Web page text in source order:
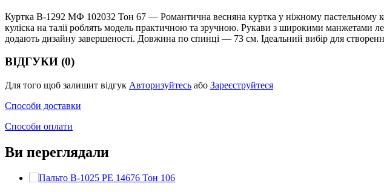
Куртка В-1292 МФ 102032 Тон 67 — Романтична весняна куртка у ніжному пастельному
куліска на талії роблять модель практичною та зручною. Рукави з широкими манжетами
додають дизайну завершеності. Довжина по спинці — 73 см. Ідеальний вибір для
ВІДГУКИ (0)
Для того щоб залишит відгук Авторизуйтесь або Зареєструйтеся
Способи доставки
Способи оплати
Ви переглядали